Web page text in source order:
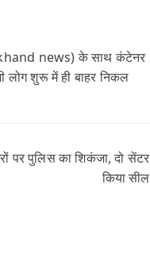
news) के साथ कंटेनर
लोग शुरू में ही बाहर निकल
पुलिस का शिकंजा, दो सेंटर
किया सील